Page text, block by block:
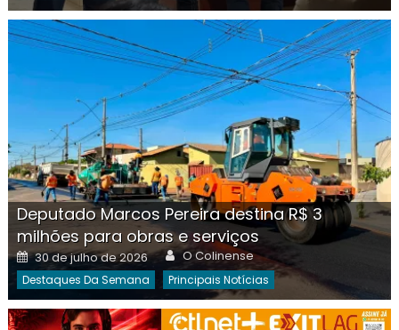
Deputado Marcos Pereira destina R$ 3
milhões para obras e serviços
Posted
on
30 de julho de 2026 Author
O Colinense
Destaques Da Semana Principais Notícias